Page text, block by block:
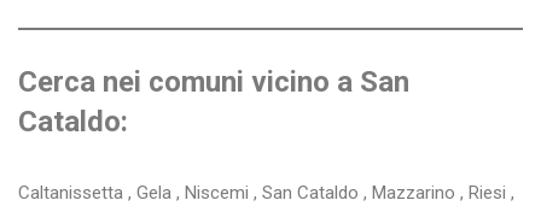
Cerca nei comuni vicino a San
Cataldo:
Caltanissetta , Gela , Niscemi , San Cataldo , Mazzarino , Riesi ,